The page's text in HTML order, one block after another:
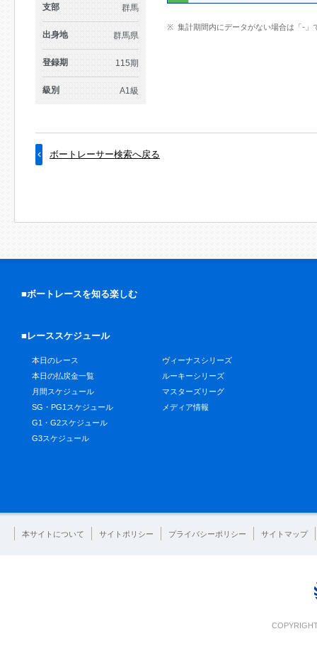
支部 群馬
出身地 群馬県
登録期 115期
級別 A1級
集計期間内にデータがない場合は「-」
ボートレーサー検索へ戻る
■ボートレースを知る楽しむ
■レーススケジュール
本日のレース
本日の払戻金一覧
月間スケジュール
SG・PG1スケジュール
G1・G2スケジュール
G3スケジュール
ヴィーナスシリーズ
ルーキーシリーズ
マスターズリーグ
メディア情報
本サイトについて サイトポリシー プライバシーポリシー サイトマップ